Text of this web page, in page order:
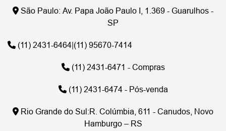
São Paulo: Av. Papa João Paulo I, 1.369 - Guarulhos -
SP
(11) 2431-6464 (11) 95670-7414
(11) 2431-6471 - Compras
(11) 2431-6474 - Pós-venda
Rio Grande do Sul:R. Colúmbia, 611 - Canudos, Novo
Hamburgo – RS